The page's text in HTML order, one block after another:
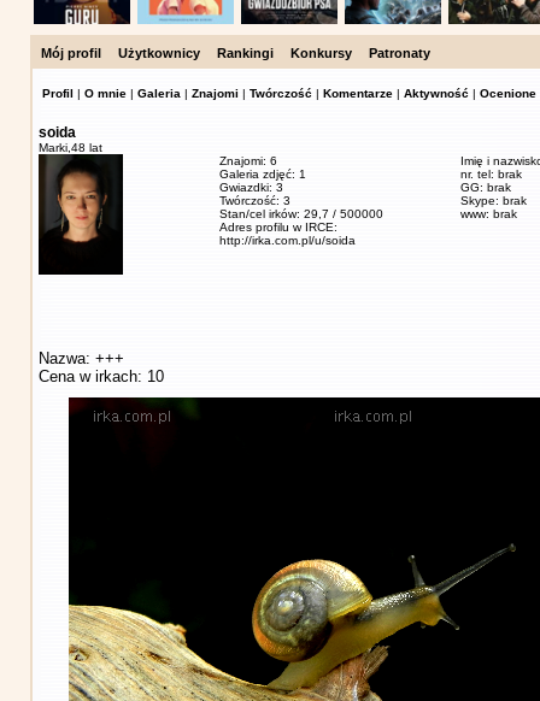
Mój profil Użytkownicy Rankingi Konkursy Patronaty
Profil | O mnie | Galeria | Znajomi | Twórczość | Komentarze | Aktywność | Ocenione
soida
Marki, 48 lat
Znajomi: 6
Galeria zdjęć: 1
Gwiazdki: 3
Twórczość: 3
Stan/cel irków: 29,7 / 500000
Adres profilu w IRCE:
http://irka.com.pl/u/soida
Imię i
nr. tel: brak
GG: brak
Skype: brak
www: brak
Nazwa: +++
Cena w irkach: 10